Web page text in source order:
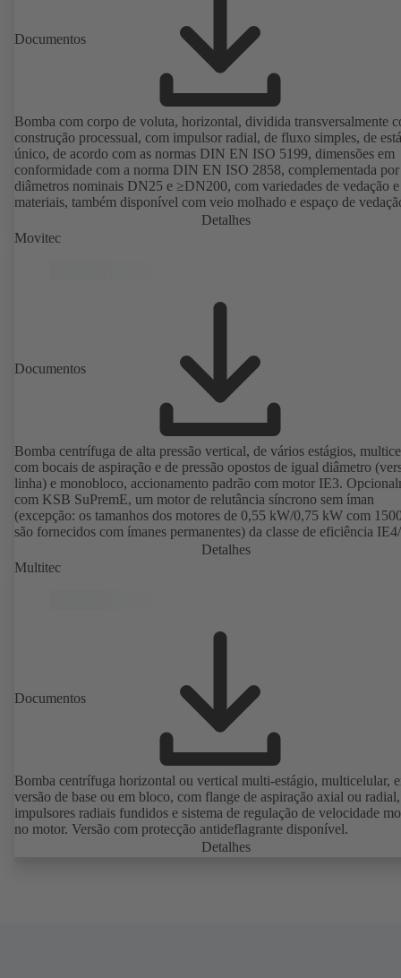
Documentos
Bomba com corpo de voluta, horizontal, dividida transversalmente
construção processual, com impulsor radial, de fluxo simples, de
único, de acordo com as normas DIN EN ISO 5199, dimensões em
conformidade com a norma DIN EN ISO 2858, complementada por
diâmetros nominais DN25 e ≥DN200, com variedades de vedação e
materiais, também disponível com veio molhado e espaço de
cónica. Versão com protecção antideflagrante disponível.
Detalhes
Movitec
Documentos
Bomba centrífuga de alta pressão vertical, de vários estágios,
com bocais de aspiração e de pressão opostos de igual diâmetro
linha) e monobloco, accionamento padrão com motor IE3.
com KSB SuPremE, um motor de relutância síncrono sem íman
(excepção: os tamanhos dos motores de 0,55 kW/0,75 kW com
são fornecidos com ímanes permanentes) da classe de eficiência
em conformidade com a norma IEC TS 60034-30-2:2016, para
funcionamento no sistema de controlo da rotação de tipo KSB
Versão com protecção antideflagrante disponível.
Detalhes
Multitec
Documentos
Bomba centrífuga horizontal ou vertical multi-estágio, multicelular,
versão de base ou em bloco, com flange de aspiração axial ou radial,
impulsores radiais fundidos e sistema de regulação de velocidade
no motor. Versão com protecção antideflagrante disponível.
Detalhes